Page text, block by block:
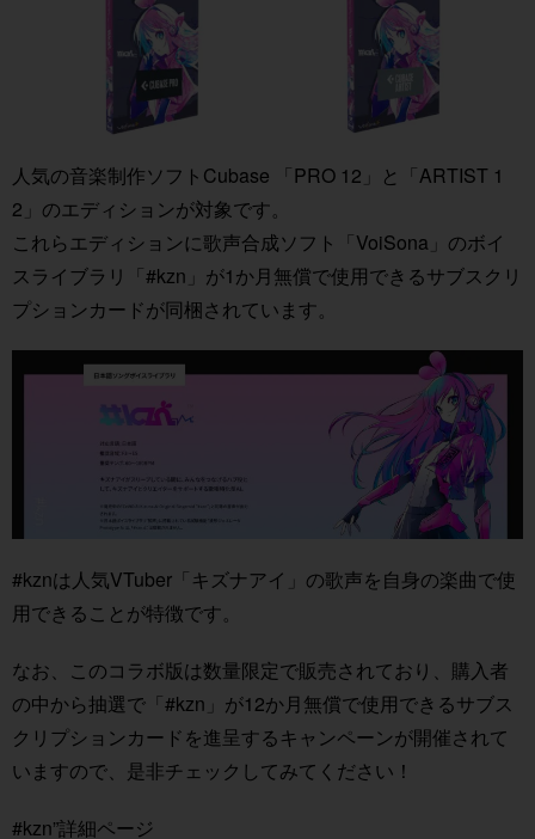
人気の音楽制作ソフトCubase 「PRO 12」と「ARTIST 1
2」のエディションが対象です。
これらエディションに歌声合成ソフト「VoiSona」のボイ
スライブラリ「#kzn」が1か月無償で使用できるサブスクリ
プションカードが同梱されています。
#kznは人気VTuber「キズナアイ」の歌声を自身の楽曲で使
用できることが特徴です。
なお、このコラボ版は数量限定で販売されており、購入者
の中から抽選で「#kzn」が12か月無償で使用できるサブス
クリプションカードを進呈するキャンペーンが開催されて
いますので、是非チェックしてみてください！
#kzn”詳細ページ